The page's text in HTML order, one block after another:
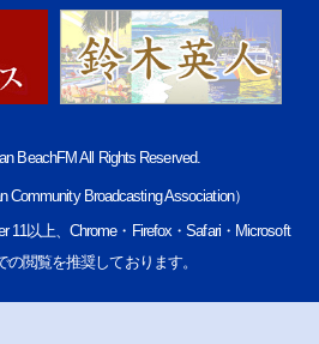
BeachFM All Rights Reserved.
Community Broadcasting Association）
11以上、Chrome・Firefox・Safari・Microsoft
の閲覧を推奨しております。